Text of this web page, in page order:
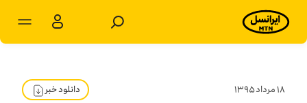
۱۸ مرداد ۱۳۹۵ دانلود خبر